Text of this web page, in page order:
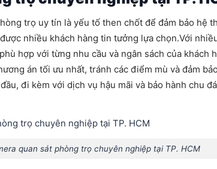
trọ uy tín là yếu tố then chốt để đảm bảo hệ
nhiều khách hàng tin tưởng lựa chọn.Với
hợp với từng nhu cầu và ngân sách của khách
án tối ưu nhất, tránh các điểm mù và đảm
đi kèm với dịch vụ hậu mãi và bảo hành chu
quan sát phòng trọ chuyên nghiệp tại TP. HCM